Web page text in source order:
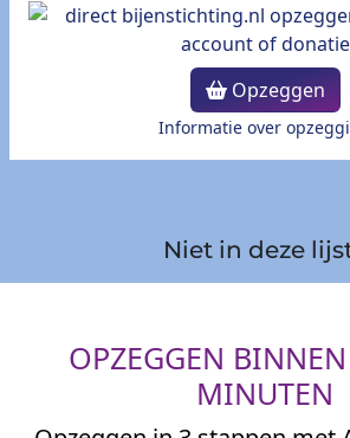
Opzeggen
Informatie over
Niet in deze
OPZEGGEN
MINUTEN